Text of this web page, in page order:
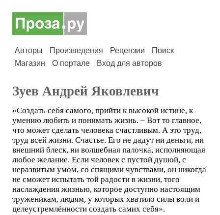
Авторы Произведения Рецензии
Поиск
Магазин
О портале Вход для авторов
Зуев Андрей Яковлевич
«Создать себя самого, прийти к высокой истине, к
умению любить и понимать жизнь. – Вот то главное,
что может сделать человека счастливым. А это труд,
труд всей жизни. Счастье. Его не дадут ни деньги, ни
внешний блеск, ни волшебная палочка, исполняющая
любое желание. Если человек с пустой душой, с
неразвитым умом, со спящими чувствами, он никогда
не сможет испытать той радости в жизни, того
наслаждения жизнью, которое доступно настоящим
труженикам, людям, у которых хватило силы воли и
целеустремлённости создать самих себя».